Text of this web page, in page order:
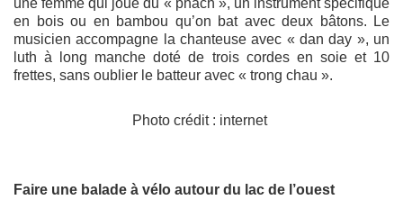
une femme qui joue du « phach », un instrument spécifique
en bois ou en bambou qu’on bat avec deux bâtons. Le
musicien accompagne la chanteuse avec « dan day », un
luth à long manche doté de trois cordes en soie et 10
frettes, sans oublier le batteur avec « trong chau ».
Photo crédit : internet
Faire une balade à vélo autour du lac de l’ouest